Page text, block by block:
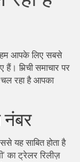
आपके लिए सबसे
मिर्‍ची समाचार पर
चल रहा है आपका
यह साबित होता है
का ट्रेलर रिलीज़